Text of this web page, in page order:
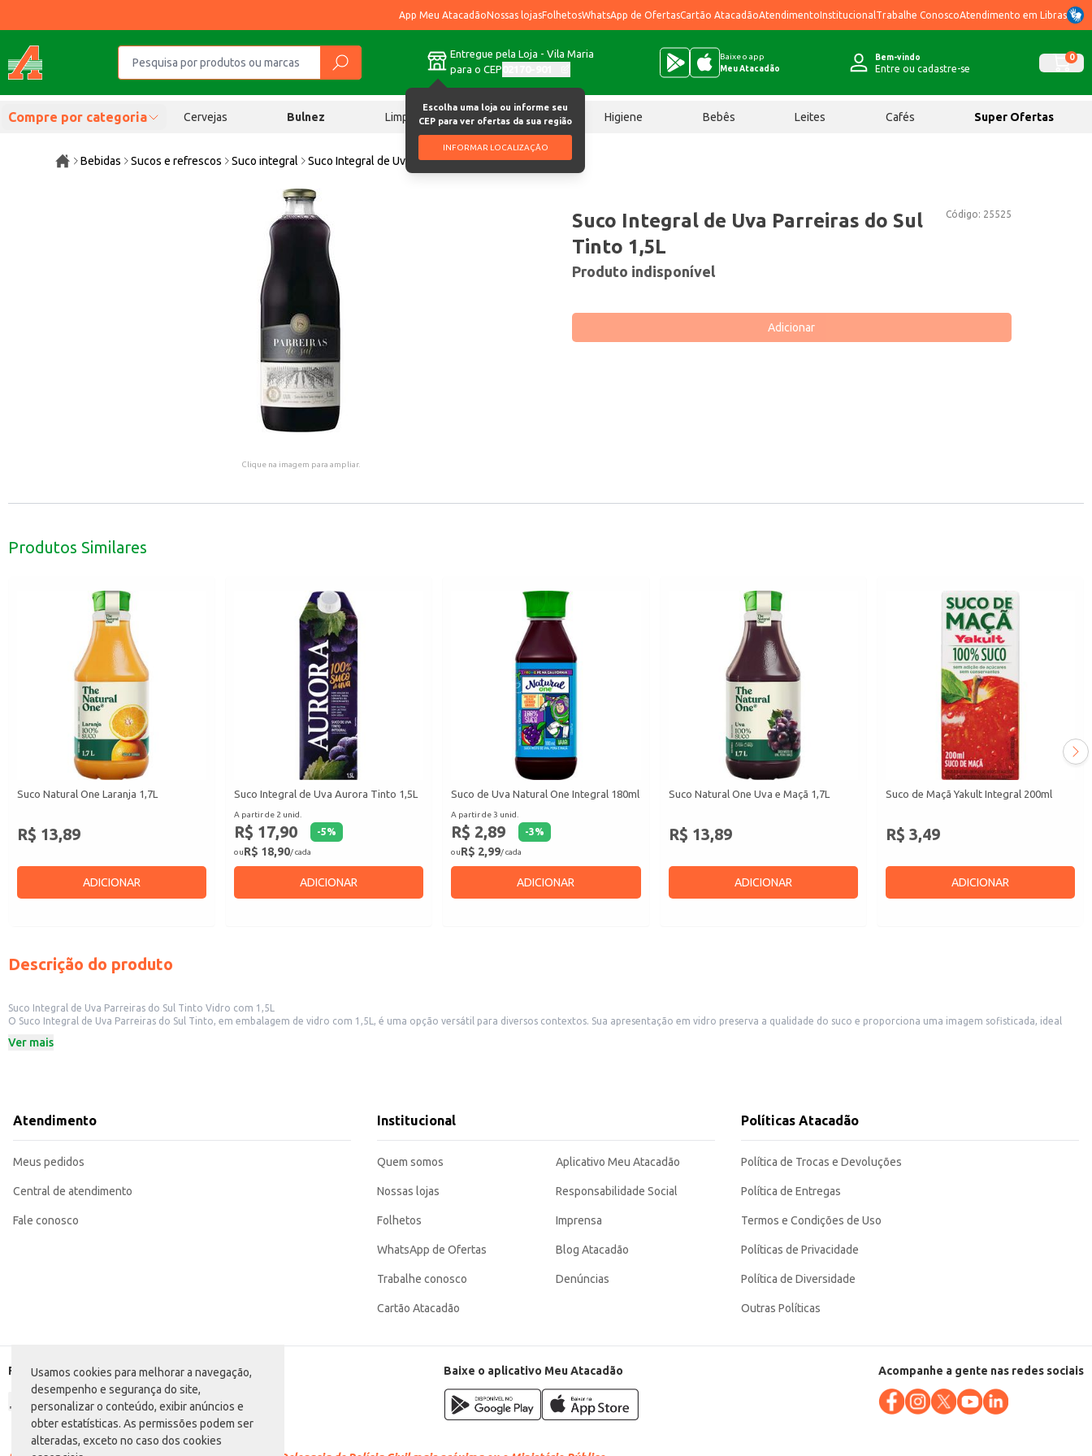
Usamos cookies para melhorar a navegação,
desempenho e segurança do site,
personalizar o conteúdo, exibir anúncios e
obter estatísticas. As permissões podem ser
alteradas, exceto no caso dos cookies
App Meu AtacadãoNossas lojasFolhetosWhatsApp de OfertasCartão AtacadãoAtendimentoInstitucional Trabalhe ConoscoAtendimento em Libras
Entregue pela Loja - Vila Maria
para o CEP
Escolha uma loja ou informe seu
CEP para ver ofertas da sua região
INFORMAR LOCALIZAÇÃO
Baixe o app
Meu Atacadão
Bem-vindo
Entre ou cadastre-se
0
Compre por categoria Cervejas Bulnez Limpeza Chocolates Higiene Bebês Leites Cafés Super Ofertas
Bebidas Sucos e refrescos Suco integral Suco Integral de Uva Parreiras do Sul Tinto 1,5L
Clique na imagem para ampliar.
Código: 25525
Suco Integral de Uva Parreiras do Sul
Tinto 1,5L
Produto indisponível
Adicionar
Produtos Similares
Suco Natural One Laranja 1,7L
R$ 13,89
ADICIONAR
Suco Integral de Uva Aurora Tinto 1,5L
A partir de 2 unid.
R$ 17,90 -5%
ouR$ 18,90/ cada
ADICIONAR
Suco de Uva Natural One Integral 180ml
A partir de 3 unid.
R$ 2,89 -3%
ouR$ 2,99/ cada
ADICIONAR
Suco Natural One Uva e Maçã 1,7L
R$ 13,89
ADICIONAR
Suco de Maçã Yakult Integral 200ml
R$ 3,49
ADICIONAR
Descrição do produto
Suco Integral de Uva Parreiras do Sul Tinto Vidro com 1,5L
O Suco Integral de Uva Parreiras do Sul Tinto, em embalagem de vidro com 1,5L, é uma opção versátil para diversos contextos. Sua apresentação em vidro preserva a qualidade do suco e proporciona uma imagem sofisticada, ideal
Dicas de uso:
O Suco Integral de Uva Parreiras do Sul Tinto em embalagem de vidro oferece uma experiência de consumo agradável e conveniente, combinando praticidade com a qualidade esperada de um suco integral. Sua apresentação em vidro
contribui para uma melhor conservação e valoriza o produto na hora da venda ou do consumo.
Marca: Parreiras do Sul
Categoria: Suco integral
EAN: 7899439400092
Ver mais
Atendimento
Meus pedidos
Central de atendimento
Fale conosco
Institucional
Quem somos
Nossas lojas
Folhetos
WhatsApp de Ofertas
Trabalhe conosco
Cartão Atacadão
Aplicativo Meu Atacadão
Responsabilidade Social
Imprensa
Blog Atacadão
Denúncias
Políticas Atacadão
Política de Trocas e Devoluções
Política de Entregas
Termos e Condições de Uso
Políticas de Privacidade
Política de Diversidade
Outras Políticas
Formas de pagamento Baixe o aplicativo Meu Atacadão Acompanhe a gente nas redes sociais